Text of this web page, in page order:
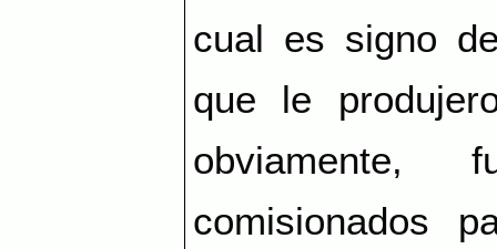
cual es signo
que le
comisionados